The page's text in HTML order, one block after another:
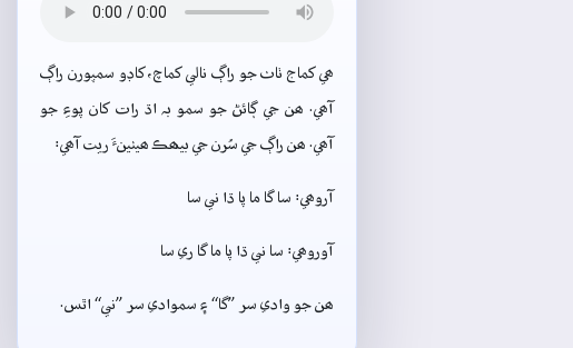
ھي کماج ٺاٺ جو راڳ نالي کماچ، کاڊو سمپورن راڳ
آھي. ھن جي ڳائڻ جو سمو بہ اڌ رات کان پوءِ جو
آھي. ھن راڳ جي سُرن جي بيھڪ ھيٺينءَ ريت آھي:
آروھي: سا گا ما پا ڌا ني سا
آوروھي: سا ني ڌا پا ما گا ري سا
ھن جو وادي سر ”گا“ ۽ سموادي سر ”ني“ اٿس.